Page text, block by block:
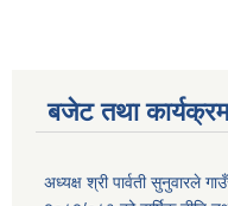
बजेट तथा कार्यक्रम
अध्यक्ष श्री पार्वती सुनुवारले